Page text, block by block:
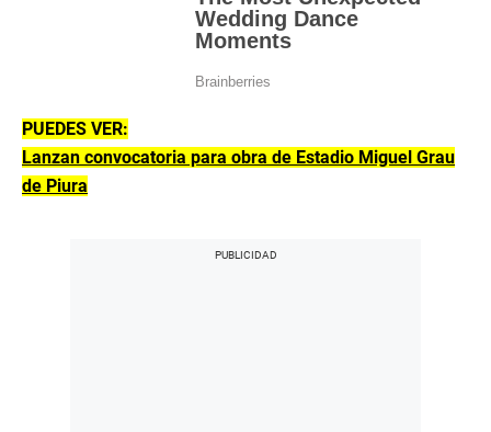
PUEDES VER:
Lanzan convocatoria para obra de Estadio Miguel Grau
de Piura